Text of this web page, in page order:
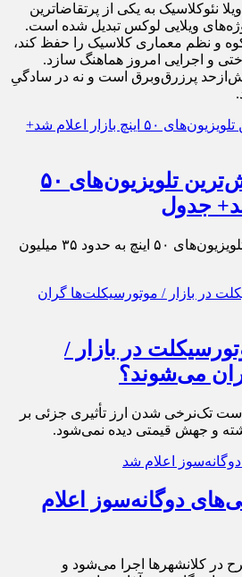
نئوکلاسیک به یکی از پرتقاضاترین
ویلایی لوکس تبدیل شده است.
و نظم معماری کلاسیک را حفظ کند،
و اجرایی امروز هماهنگ سازد.
پرزرق‌وبرق است و نه در سادگیِ
قیمت روز پرفروش‌ترین تلویزیون‌های ۵۰
شد+ جدول
در بازار فعلی، کف قیمت تلویزیون‌های ۵۰ اینچ به حدود ۳۵ میلیون
در بازار /
می‌شوند؟
تک‌نرخی شدن ارز تأثیری جزئی بر
و جهش قیمتی دیده نمی‌شود.
دوگانه‌سوز اعلام
در کلانشهرها اجرا می‌شود و